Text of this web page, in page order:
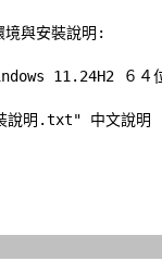
境與安裝說明:
11.24H2 ６４
說明.txt" 中文說明